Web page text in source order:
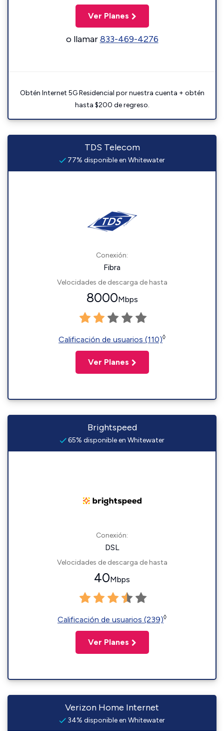
Ver Planes
o llamar833-469-4276
Obtén Internet 5G Residencial por nuestra cuenta + obtén
hasta $200 de regreso.
TDS Telecom
77% disponible en Whitewater
Conexión:
Fibra
Velocidades de descarga de hasta
8000Mbps
Calificación de usuarios (110)◊
Ver Planes
Brightspeed
65% disponible en Whitewater
Conexión:
DSL
Velocidades de descarga de hasta
40Mbps
Calificación de usuarios (239)◊
Ver Planes
Verizon Home Internet
34% disponible en Whitewater